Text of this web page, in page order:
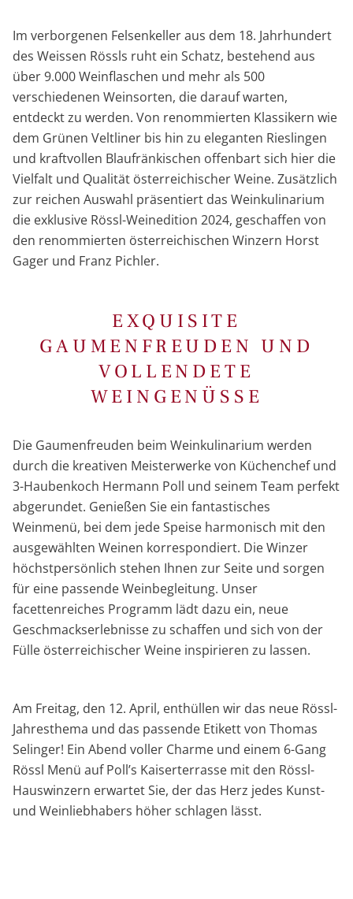
Im verborgenen Felsenkeller aus dem 18. Jahrhundert
des Weissen Rössls ruht ein Schatz, bestehend aus
über 9.000 Weinflaschen und mehr als 500
verschiedenen Weinsorten, die darauf warten,
entdeckt zu werden. Von renommierten Klassikern wie
dem Grünen Veltliner bis hin zu eleganten Rieslingen
und kraftvollen Blaufränkischen offenbart sich hier die
Vielfalt und Qualität österreichischer Weine. Zusätzlich
zur reichen Auswahl präsentiert das Weinkulinarium
die exklusive Rössl-Weinedition 2024, geschaffen von
den renommierten österreichischen Winzern Horst
Gager und Franz Pichler.
EXQUISITE
GAUMENFREUDEN UND
VOLLENDETE
WEINGENÜSSE
Die Gaumenfreuden beim Weinkulinarium werden
durch die kreativen Meisterwerke von Küchenchef und
3-Haubenkoch Hermann Poll und seinem Team perfekt
abgerundet. Genießen Sie ein fantastisches
Weinmenü, bei dem jede Speise harmonisch mit den
ausgewählten Weinen korrespondiert. Die Winzer
höchstpersönlich stehen Ihnen zur Seite und sorgen
für eine passende Weinbegleitung. Unser
facettenreiches Programm lädt dazu ein, neue
Geschmackserlebnisse zu schaffen und sich von der
Fülle österreichischer Weine inspirieren zu lassen.
Am Freitag, den 12. April, enthüllen wir das neue Rössl-
Jahresthema und das passende Etikett von Thomas
Selinger! Ein Abend voller Charme und einem 6-Gang
Rössl Menü auf Poll’s Kaiserterrasse mit den Rössl-
Hauswinzern erwartet Sie, der das Herz jedes Kunst-
und Weinliebhabers höher schlagen lässt.